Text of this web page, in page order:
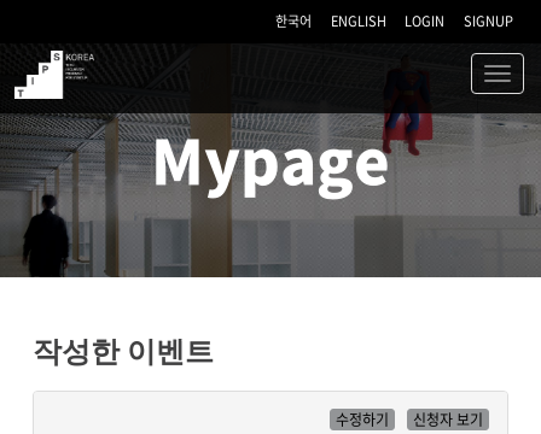
한국어 ENGLISH LOGIN SIGNUP
TIPS
Mypage
작성한 이벤트
수정하기 신청자 보기